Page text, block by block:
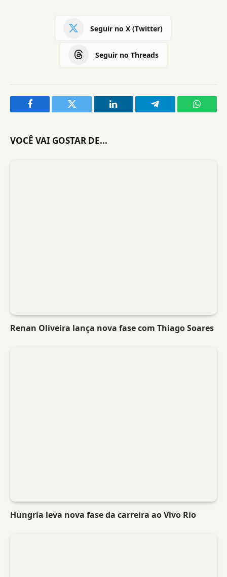
Seguir no X (Twitter)
Seguir no Threads
Facebook Twitter LinkedIn Telegram
VOCÊ VAI GOSTAR DE...
Renan Oliveira lança nova fase com Thiago Soares
Hungria leva nova fase da carreira ao Vivo Rio